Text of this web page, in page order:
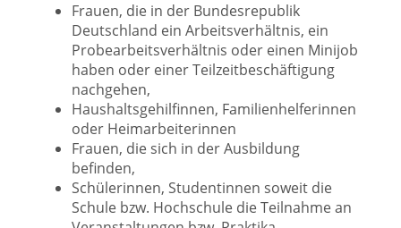
Frauen, die in der Bundesrepublik
Deutschland ein Arbeitsverhältnis, ein
Probearbeitsverhältnis oder einen Minijob
haben oder einer Teilzeitbeschäftigung
nachgehen,
Haushaltsgehilfinnen, Familienhelferinnen
oder Heimarbeiterinnen
Frauen, die sich in der Ausbildung
befinden,
Schülerinnen, Studentinnen soweit die
Schule bzw. Hochschule die Teilnahme an